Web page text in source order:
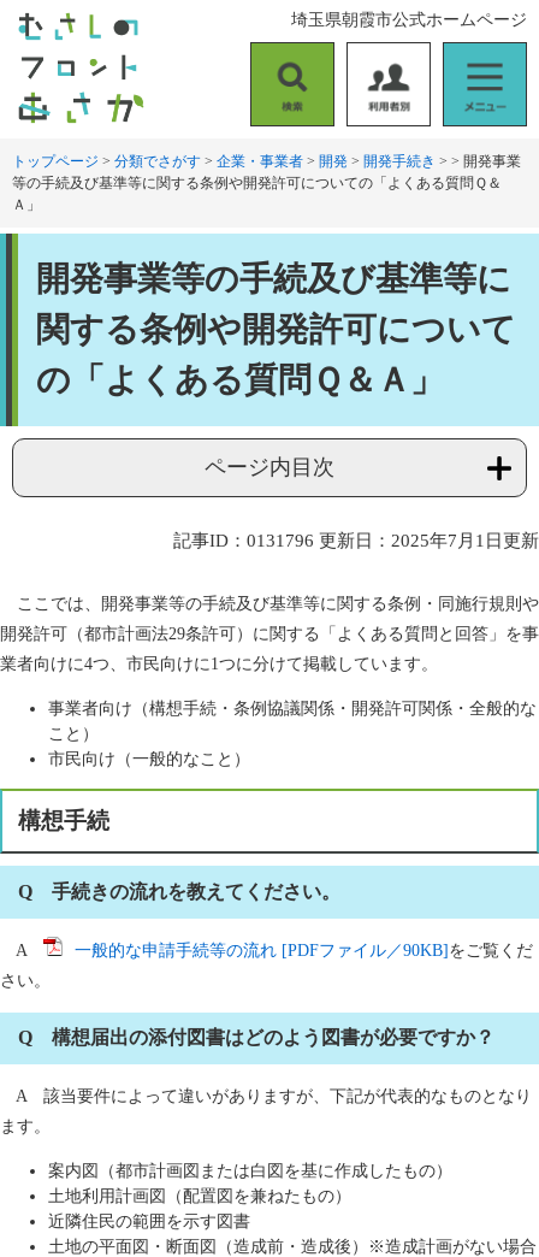
す
。
し
て
索
用
者
別
ニ
ュ
ー
埼玉県朝霞市公式ホームページ
トップページ > 分類でさがす > 企業・事業者 > 開発 > 開発手続き > > 開発事業
等の手続及び基準等に関する条例や開発許可についての「よくある質問Ｑ＆
Ａ」
開発事業等の手続及び基準等に
関する条例や開発許可について
の「よくある質問Ｑ＆Ａ」
ページ内目次
記事ID：0131796 更新日：2025年7月1日更新
ここでは、開発事業等の手続及び基準等に関する条例・同施行規則や
開発許可（都市計画法29条許可）に関する「よくある質問と回答」を事
業者向けに4つ、市民向けに1つに分けて掲載しています。
事業者向け（構想手続・条例協議関係・開発許可関係・全般的な
こと）
市民向け（一般的なこと）
構想手続
Q 手続きの流れを教えてください。
A 一般的な申請手続等の流れ [PDFファイル／90KB]をご覧くだ
さい。
Q 構想届出の添付図書はどのよう図書が必要ですか？
A 該当要件によって違いがありますが、下記が代表的なものとなり
ます。
案内図（都市計画図または白図を基に作成したもの）
土地利用計画図（配置図を兼ねたもの）
近隣住民の範囲を示す図書
土地の平面図・断面図（造成前・造成後）※造成計画がない場合